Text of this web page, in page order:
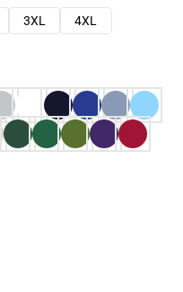
3XL
4XL